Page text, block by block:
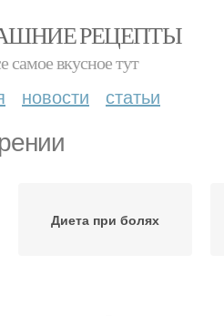
РЕЦЕПТЫ
самое вкусное тут
новости статьи
Диета при болях